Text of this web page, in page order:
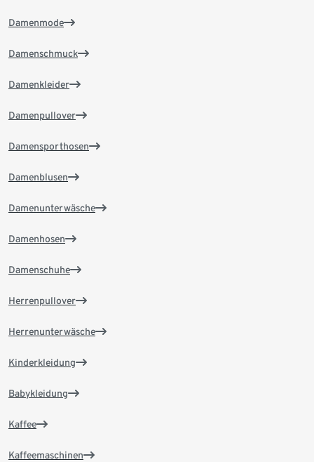
Damenmode
Damenschmuck
Damenkleider
Damenpullover
Damensporthosen
Damenblusen
Damenunterwäsche
Damenhosen
Damenschuhe
Herrenpullover
Herrenunterwäsche
Kinderkleidung
Babykleidung
Kaffee
Kaffeemaschinen